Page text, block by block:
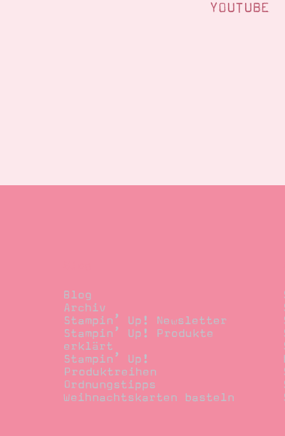
YOUTUBE
Blog
Archiv
Stampin’ Up! Newsletter
Stampin’ Up! Produkte
erklärt
Stampin’ Up!
Produktreihen
Ordnungstipps
Weihnachtskarten basteln